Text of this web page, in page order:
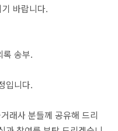
바랍니다.
록 송부.
입니다.
래사 분들께 공유해 드리